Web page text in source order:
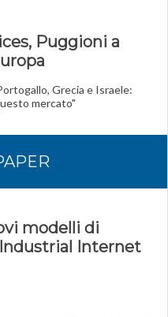
Puggioni a
Grecia e Israele:
mercato"
modelli di
Industrial Internet